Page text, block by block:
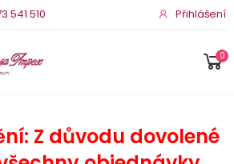
541 510 Přihlášení
0
Z důvodu dovolené